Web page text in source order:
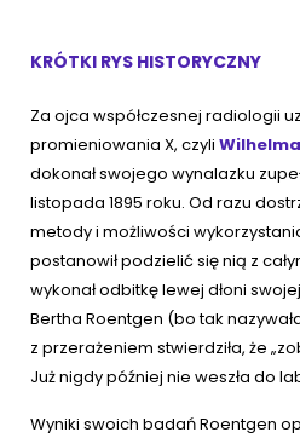
KRÓTKI RYS HISTORYCZNY
Za ojca współczesnej radiologii
promieniowania X, czyli
dokonał swojego wynalazku
listopada 1895 roku. Od razu
metody i możliwości
postanowił podzielić się nią z
wykonał odbitkę lewej dłoni
Bertha Roentgen (bo tak
z przerażeniem stwierdziła, że
Już nigdy później nie weszła do
Wyniki swoich badań Roentgen